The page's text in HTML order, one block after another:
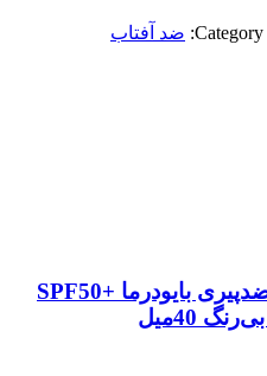
Category: ضد آفتاب
ژل کرم ضد آفتاب ضد‌لک و ضد‌پیری بایودرما +SPF50